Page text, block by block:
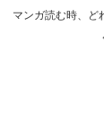
マンガ読む時、ど